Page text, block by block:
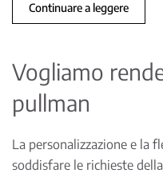
Continuare a leggere
Vogliamo
pullman
La personalizzazione e la
soddisfare le richieste